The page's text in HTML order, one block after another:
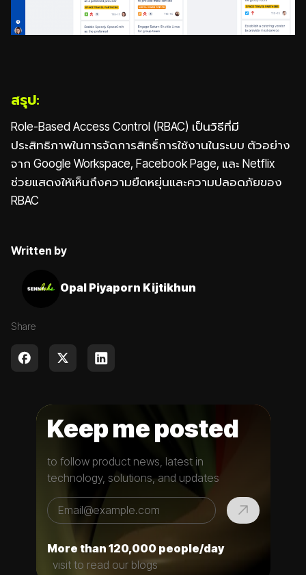
สรุป:
Role-Based Access Control (RBAC) เป็นวิธีที่มี
ประสิทธิภาพในการจัดการสิทธิ์การใช้งานในระบบ ตัวอย่าง
จาก Google Workspace, Facebook Page, และ Netflix
ช่วยแสดงให้เห็นถึงความยืดหยุ่นและความปลอดภัยของ
RBAC
Written by
Opal Piyaporn Kijtikhun
Share
Keep me posted
to follow product news, latest in
technology, solutions, and updates
More than 120,000 people/day
visit to read our blogs